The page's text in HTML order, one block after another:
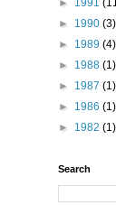
► 1991
► 1990 (3)
► 1989 (4)
► 1988 (1)
► 1987 (1)
► 1986 (1)
► 1982 (1)
Search